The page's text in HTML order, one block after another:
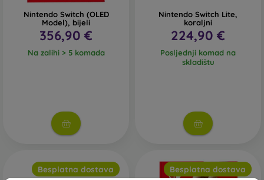
Nintendo Switch (OLED
Model), bijeli
356,90 €
Na zalihi > 5 komada
Nintendo Switch Lite,
koraljni
224,90 €
Posljednji komad na
skladištu
Besplatna dostava Besplatna dostava